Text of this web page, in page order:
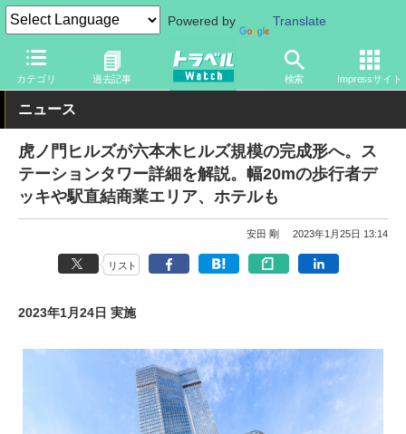
Powered by Translate
カテゴリ 過去記事 検索 Impressサイト
トラベル Watch 地域 国内旅行 東京
ニュース
虎ノ門ヒルズが六本木ヒルズ規模の完成形へ。ス
テーションタワー詳細を解説。幅20mの歩行者デ
ッキや駅直結商業エリア、ホテルも
安田 剛 2023年1月25日 13:14
リスト
2023年1月24日 実施